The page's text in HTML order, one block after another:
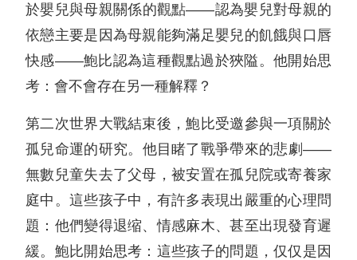
於嬰兒與母親關係的觀點——認為嬰兒對母親的
依戀主要是因為母親能夠滿足嬰兒的飢餓與口唇
快感——鮑比認為這種觀點過於狹隘。他開始思
考：會不會存在另一種解釋？
第二次世界大戰結束後，鮑比受邀參與一項關於
孤兒命運的研究。他目睹了戰爭帶來的悲劇——
無數兒童失去了父母，被安置在孤兒院或寄養家
庭中。這些孩子中，有許多表現出嚴重的心理問
題：他們變得退缩、情感麻木、甚至出現發育遲
緩。鮑比開始思考：這些孩子的問題，仅仅是因